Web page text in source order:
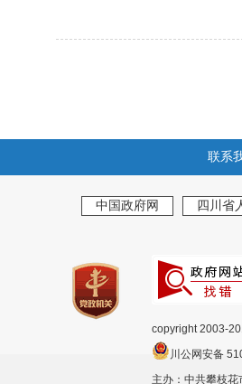
联系
中国政府网 四川省
copyright 2003-
川公网安备
主办：中共攀枝